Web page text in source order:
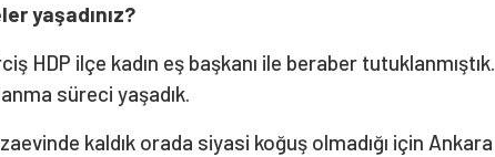
yaşadınız?
HDP ilçe kadın eş başkanı ile beraber tutuklanmıştık.
süreci yaşadık.
kaldık orada siyasi koğuş olmadığı için Ankara